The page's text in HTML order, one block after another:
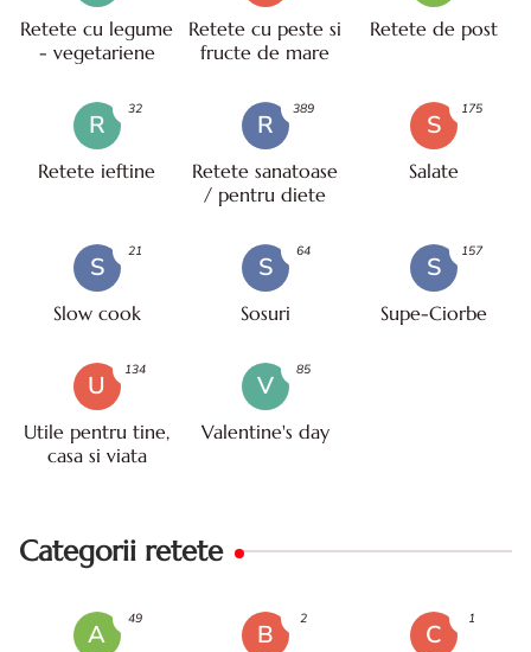
Retete cu legume
- vegetariene
Retete cu peste si
fructe de mare
Retete de post
R
Retete ieftine
32
R
Retete sanatoase
/ pentru diete
389
S
Salate
175
S
Slow cook
21
S
Sosuri
64
S
Supe-Ciorbe
157
U
Utile pentru tine,
casa si viata
134
V
Valentine's day
85
Categorii retete
A
49
B
2
C
1